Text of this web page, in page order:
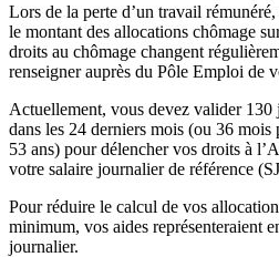
Lors de la perte d’un travail
le montant des allocations chômage
droits au chômage changent
renseigner auprès du Pôle Emploi de
Actuellement, vous devez valider 130
dans les 24 derniers mois (ou 36 mois
53 ans) pour délencher vos droits à
votre salaire journalier de référence
Pour réduire le calcul de vos
minimum, vos aides représenteraient
journalier.